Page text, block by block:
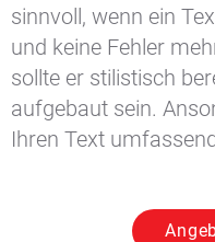
sinnvoll, wenn ein
und keine Fehler
sollte er stilistisch
aufgebaut sein.
Ihren Text